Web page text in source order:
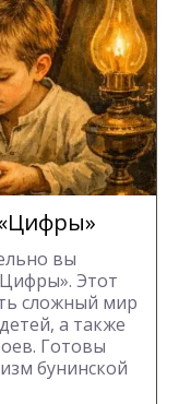
вы
Этот
сложный мир
а также
Готовы
бунинской